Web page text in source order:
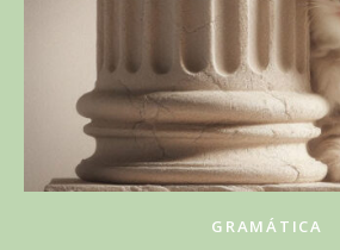
GRAMÁTICA